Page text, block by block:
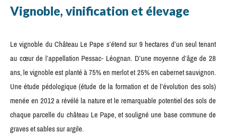
Vignoble, vinification et élevage
Le vignoble du Château Le Pape s’étend sur 9 hectares d’un seul tenant
au cœur de l’appellation Pessac- Léognan. D’une moyenne d’âge de 28
ans, le vignoble est planté à 75% en merlot et 25% en cabernet sauvignon.
Une étude pédologique (étude de la formation et de l’évolution des sols)
menée en 2012 a révélé la nature et le remarquable potentiel des sols de
chaque parcelle du château Le Pape, et souligné une base commune de
graves et sables sur argile.